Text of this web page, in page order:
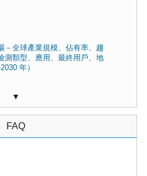
－全球產業規模、佔有率、趨
測類型、應用、最終用戶、地
年）
▼
FAQ